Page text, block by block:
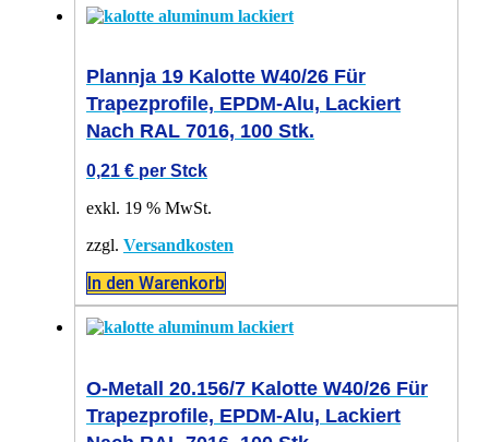
Plannja 19 Kalotte W40/26 Für
Trapezprofile, EPDM-Alu, Lackiert
Nach RAL 7016, 100 Stk.
0,21 € per Stck
exkl. 19 % MwSt.
zzgl. Versandkosten
In den Warenkorb
O-Metall 20.156/7 Kalotte W40/26 Für
Trapezprofile, EPDM-Alu, Lackiert